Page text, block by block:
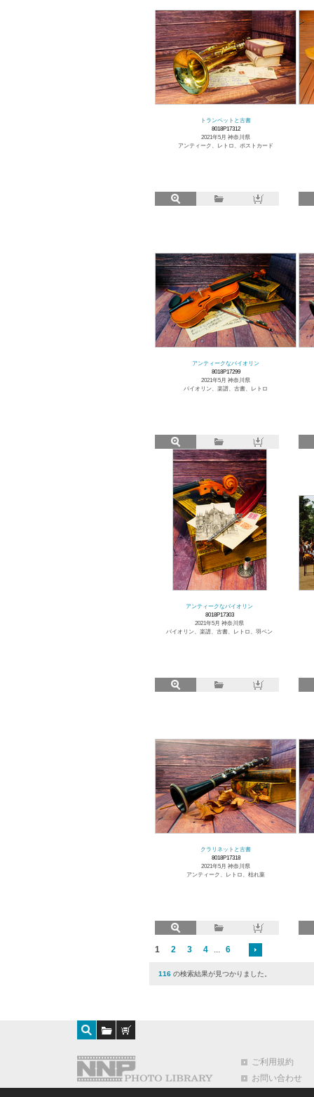
トランペットと古書
8018P17312
2021年5月 神奈川県
アンティーク、レトロ、ポストカード
アンティークなバイオリン
8018P17299
2021年5月 神奈川県
バイオリン、楽譜、古書、レトロ
アンティークなバイオリン
8018P17303
2021年5月 神奈川県
バイオリン、楽譜、古書、レトロ、羽ペン
クラリネットと古書
8018P17318
2021年5月 神奈川県
アンティーク、レトロ、枯れ葉
1 2 3 4 ... 6
116 の検索結果が見つかりました。
ご利用規約
お問い合わせ